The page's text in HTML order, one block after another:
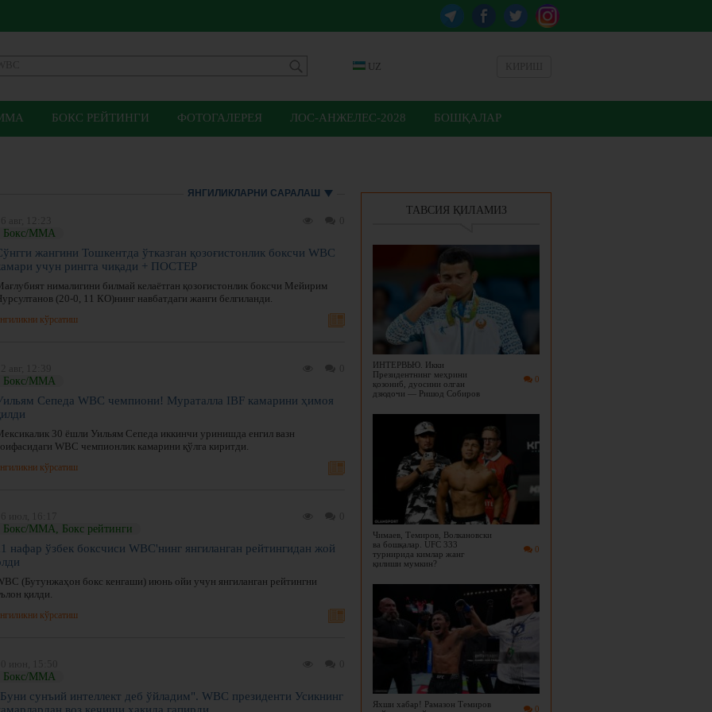
UZ
БОКС РЕЙТИНГИ ФОТОГАЛЕРЕЯ ЛОС-АНЖЕЛЕС-2028 БОШҚАЛАР
ТАВСИЯ ҚИЛАМИЗ
0
ИНТЕРВЬЮ. Икки
Президентнинг меҳрини
қозониб, дуосини олган
дзюдочи — Ришод Собиров
0
Чимаев, Темиров, Волкановски
ва бошқалар. UFC 333
турнирида кимлар жанг
қилиши мумкин?
0
Яхши хабар! Рамазон Темиров
ЯНГИЛИКЛАРНИ САРАЛАШ
Бокс/ММА
жангини Тошкентда ўтказган қозоғистонлик боксчи WBC
учун рингга чиқади + ПОСТЕР
нималигини билмай келаётган қозоғистонлик боксчи Мейирим
(20-0, 11 КО)нинг навбатдаги жанги белгиланди.
кўрсатиш
Бокс/ММА
Сепеда WBC чемпиони! Мураталла IBF камарини ҳимоя
30 ёшли Уильям Сепеда иккинчи уринишда енгил вазн
WBC чемпионлик камарини қўлга киритди.
кўрсатиш
Бокс/ММА, Бокс рейтинги
нафар ўзбек боксчиси WBC'нинг янгиланган рейтингидан жой
(Бутунжаҳон бокс кенгаши) июнь ойи учун янгиланган рейтингни
қилди.
кўрсатиш
Бокс/ММА
сунъий интеллект деб ўйладим". WBC президенти Усикнинг